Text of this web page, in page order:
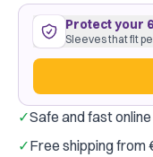
Protect your
Sleeves that fit
fits perfectly·
✓Safe and fast
✓Free shipping from